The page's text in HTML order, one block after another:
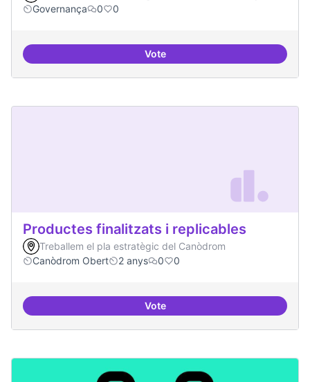
Governança
0 0
VoteActividades vinculadas a la
Productes finalitzats i replicables
Treballem el pla estratègic del Canòdrom
Canòdrom Obert
2 anys 0 0
VoteProductes finalitzats i